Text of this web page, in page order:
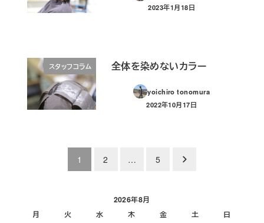
投稿日
2023年1月18日
スタッフコラム 全体を染めないカラー
yoichiro tonomura
投稿日
2022年10月17日
1 2 … 5
2026年8月
月
火 水 木 金 土
日